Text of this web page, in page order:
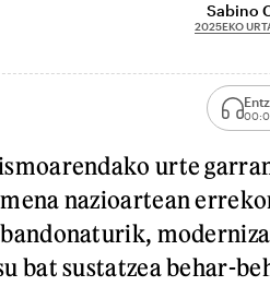
Sabino
2025EKO
urte
nazioartean
bat sustatzea behar-